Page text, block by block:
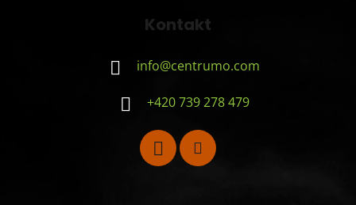
Kontakt
info@centrumo.com
+420 739 278 479